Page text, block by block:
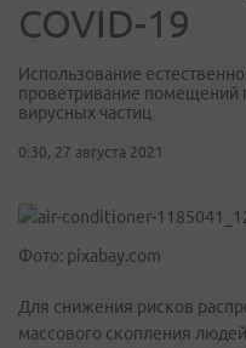
COVID-19
Использование
проветривание помещений
вирусных частиц
0:30, 27 августа 2021
Фото: pixabay.com
Для снижения рисков
массового скопления